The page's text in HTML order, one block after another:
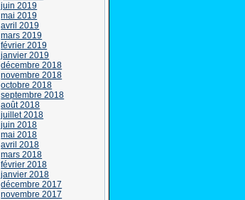
juin 2019
mai 2019
avril 2019
mars 2019
février 2019
janvier 2019
décembre 2018
novembre 2018
octobre 2018
septembre 2018
août 2018
juillet 2018
juin 2018
mai 2018
avril 2018
mars 2018
février 2018
janvier 2018
décembre 2017
novembre 2017